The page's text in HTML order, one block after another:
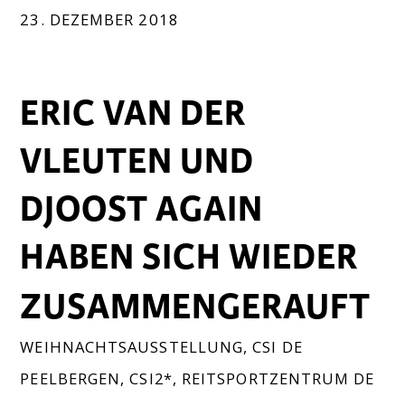
23. DEZEMBER 2018
ERIC VAN DER
VLEUTEN UND
DJOOST AGAIN
HABEN SICH WIEDER
ZUSAMMENGERAUFT
WEIHNACHTSAUSSTELLUNG,CSI DE
PEELBERGEN,CSI2*, REITSPORTZENTRUM DE